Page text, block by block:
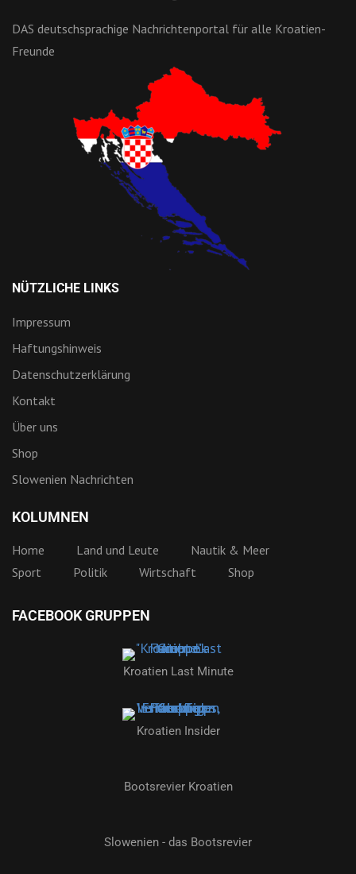
DAS deutschsprachige Nachrichtenportal für alle Kroatien-
Freunde
NÜTZLICHE LINKS
Impressum
Haftungshinweis
Datenschutzerklärung
Kontakt
Über uns
Shop
Slowenien Nachrichten
KOLUMNEN
Home Land und Leute
Nautik & Meer
Sport
Politik Wirtschaft Shop
FACEBOOK GRUPPEN
Kroatien Last Minute
Kroatien Insider
Bootsrevier Kroatien
Slowenien - das Bootsrevier